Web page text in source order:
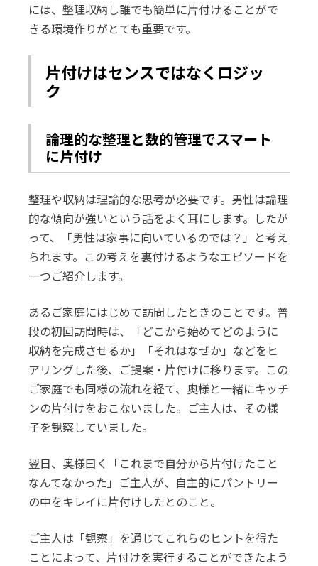
には、整理収納し誰でも簡単に片付けることがで
きる環境作りがとても重要です。
片付けはセンスではなくロジッ
ク
論理的な整理と数的管理でスマート
に片付け
整理や収納は理論的な思考が必要です。男性は論理
的な傾向が強いという話をよく耳にします。したが
って、「男性は家事に向いているのでは？」と考え
られます。この考えを裏付けるようなエピソードを
一つご紹介します。
あるご家庭にはじめて訪問したときのことです。普
段の初回訪問時は、「どこから始めてどのように
収納を完成させるか」「それはなぜか」などをヒ
アリングした後、ご提案・片付けに移ります。この
ご家庭でも同様の流れを経て、奥様と一緒にキッチ
ンの片付けをおこないました。ご主人は、その様
子を観察していました。
翌日、奥様曰く「これまで自分から片付けたこと
なんてなかった」ご主人が、自主的にパントリー
の中をキレイに片付けしたとのこと。
ご主人は「観察」を通じてこれらのヒントを得た
ことによって、片付けを実行することができたよう